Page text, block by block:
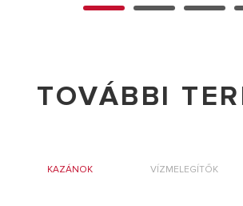
TOVÁBBI
KAZÁNOK VÍZMELEGÍTŐK